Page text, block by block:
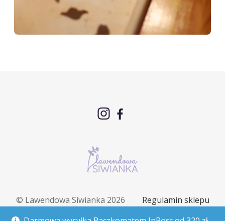
© Lawendowa Siwianka 2026
Regulamin sklepu